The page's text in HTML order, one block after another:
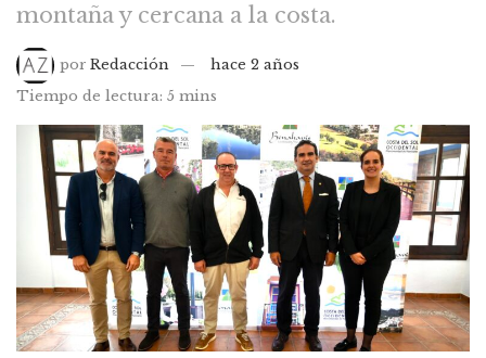
montaña y cercana a la costa.
por Redacción
hace 2 años
Tiempo de lectura: 5 mins